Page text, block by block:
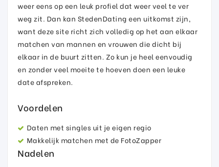
weer eens op een leuk profiel dat weer veel te ver
weg zit. Dan kan StedenDating een uitkomst zijn,
want deze site richt zich volledig op het aan elkaar
matchen van mannen en vrouwen die dicht bij
elkaar in de buurt zitten. Zo kun je heel eenvoudig
en zonder veel moeite te hoeven doen een leuke
date afspreken.
Voordelen
Daten met singles uit je eigen regio
Makkelijk matchen met de FotoZapper
Nadelen